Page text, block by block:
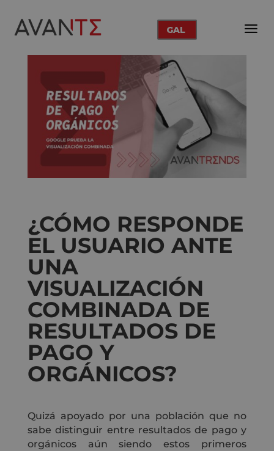
GAL
¿CÓMO RESPONDE
EL USUARIO ANTE
UNA
VISUALIZACIÓN
COMBINADA DE
RESULTADOS DE
PAGO Y
ORGÁNICOS?
Quizá apoyado por una población que no
sabe distinguir entre resultados de pago y
orgánicos aún siendo estos primeros